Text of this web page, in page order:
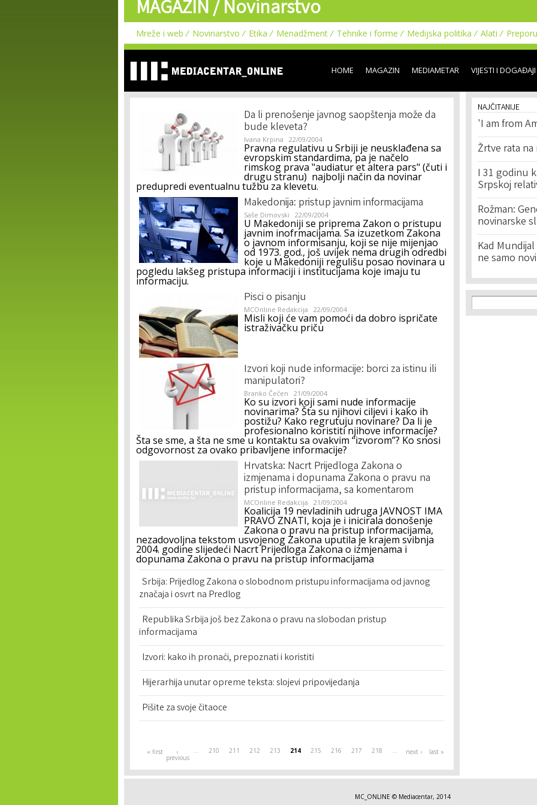
content
MAGAZIN /Novinarstvo
Mreže i web Novinarstvo Etika Menadžment Tehnike i forme Medijska politika Alati
HOME MAGAZIN MEDIAMETAR VIJESTI I DOGAĐAJI
Da li prenošenje javnog saopštenja može da
bude kleveta?
Ivana Krpina 22/09/2004
Pravna regulativu u Srbiji je neusklađena sa
evropskim standardima, pa je načelo
rimskog prava "audiatur et altera pars" (čuti i
drugu stranu) najbolji način da novinar
predupredi eventualnu tužbu za klevetu.
Makedonija: pristup javnim informacijama
Saše Dimovski 22/09/2004
U Makedoniji se priprema Zakon o pristupu
javnim inofrmacijama. Sa izuzetkom Zakona
o javnom informisanju, koji se nije mijenjao
od 1973. god., još uvijek nema drugih odredbi
koje u Makedoniji regulišu posao novinara u
pogledu lakšeg pristupa informaciji i institucijama koje imaju tu
informaciju.
Pisci o pisanju
MCOnline Redakcija 22/09/2004
Misli koji će vam pomoći da dobro ispričate
istraživačku priču
Izvori koji nude informacije: borci za istinu ili
manipulatori?
Branko Čečen 21/09/2004
Ko su izvori koji sami nude informacije
novinarima? Šta su njihovi ciljevi i kako ih
postižu? Kako regrutuju novinare? Da li je
profesionalno koristiti njihove informacije?
Šta se sme, a šta ne sme u kontaktu sa ovakvim “izvorom”? Ko snosi
odgovornost za ovako pribavljene informacije?
Hrvatska: Nacrt Prijedloga Zakona o
izmjenama i dopunama Zakona o pravu na
pristup informacijama, sa komentarom
MCOnline Redakcija 21/09/2004
Koalicija 19 nevladinih udruga JAVNOST IMA
PRAVO ZNATI, koja je i inicirala donošenje
Zakona o pravu na pristup informacijama,
nezadovoljna tekstom usvojenog Zakona uputila je krajem svibnja
2004. godine slijedeći Nacrt Prijedloga Zakona o izmjenama i
dopunama Zakona o pravu na pristup informacijama
Srbija: Prijedlog Zakona o slobodnom pristupu informacijama od javnog
značaja i osvrt na Predlog
Republika Srbija još bez Zakona o pravu na slobodan pristup
informacijama
Izvori: kako ih pronaći, prepoznati i koristiti
Hijerarhija unutar opreme teksta: slojevi pripovijedanja
Pišite za svoje čitaoce
Pages
« first ‹
previous
… 210 211 212 213 214 215 216 217 218 … next › last »
NAJČITANIJE
'I am from
Žrtve rata
I 31 godinu
Srpskoj
Rožman:
novinarske
Kad
ne samo
Search
Search
MC_ONLINE © Mediacentar, 2014